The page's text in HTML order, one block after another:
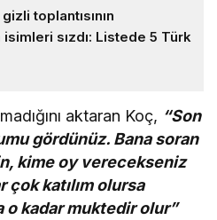
toplantısının
isimleri sızdı: Listede 5 Türk
aktaran Koç, “Son
gördünüz. Bana soran
kime oy verecekseniz
çok katılım olursa
o kadar muktedir olur”